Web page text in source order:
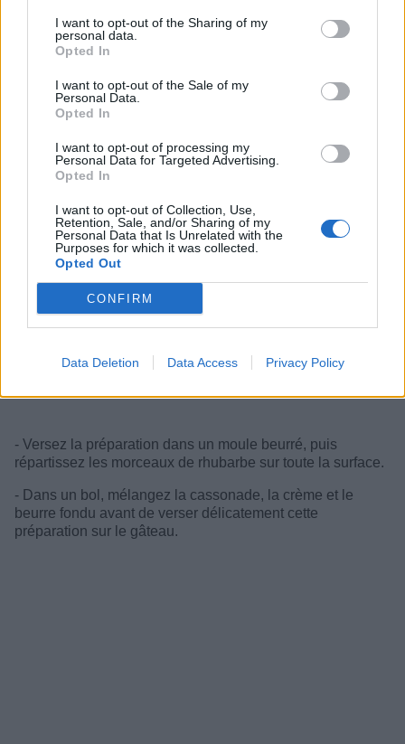
I want to opt-out of the Sharing of my
personal data.
Opted In
I want to opt-out of the Sale of my
Personal Data.
Opted In
I want to opt-out of processing my
Personal Data for Targeted Advertising.
Opted In
I want to opt-out of Collection, Use,
Retention, Sale, and/or Sharing of my
Personal Data that Is Unrelated with the
Purposes for which it was collected.
Opted Out
CONFIRM
Data Deletion Data Access Privacy Policy
- Versez la préparation dans un moule beurré, puis
répartissez les morceaux de rhubarbe sur toute la surface.
- Dans un bol, mélangez la cassonade, la crème et le
beurre fondu avant de verser délicatement cette
préparation sur le gâteau.